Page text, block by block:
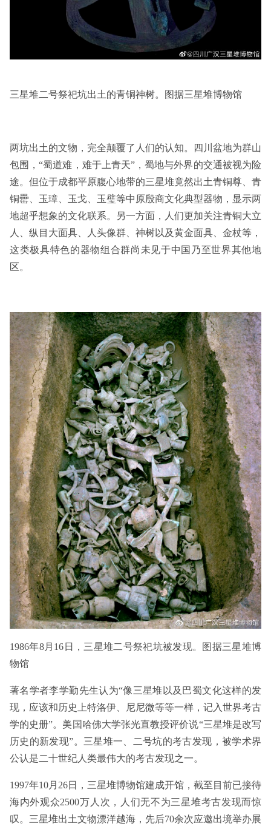
三星堆二号祭祀坑出土的青铜神树。图据三星堆博物馆
两坑出土的文物，完全颠覆了人们的认知。四川盆地为群山
包围，“蜀道难，难于上青天”，蜀地与外界的交通被视为险
途。但位于成都平原腹心地带的三星堆竟然出土青铜尊、青
铜罍、玉璋、玉戈、玉璧等中原殷商文化典型器物，显示两
地超乎想象的文化联系。另一方面，人们更加关注青铜大立
人、纵目大面具、人头像群、神树以及黄金面具、金杖等，
这类极具特色的器物组合群尚未见于中国乃至世界其他地
区。
1986年8月16日，三星堆二号祭祀坑被发现。图据三星堆博
物馆
著名学者李学勤先生认为“像三星堆以及巴蜀文化这样的发
现，应该和历史上特洛伊、尼尼微等等一样，记入世界考古
学的史册”。美国哈佛大学张光直教授评价说“三星堆是改写
历史的新发现”。三星堆一、二号坑的考古发现，被学术界
公认是二十世纪人类最伟大的考古发现之一。
1997年10月26日，三星堆博物馆建成开馆，截至目前已接待
海内外观众2500万人次，人们无不为三星堆考古发现而惊
叹。三星堆出土文物漂洋越海，先后70余次应邀出境举办展